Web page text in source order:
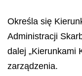
Określa się
Administracji
dalej „Kierunkami
zarządzenia.